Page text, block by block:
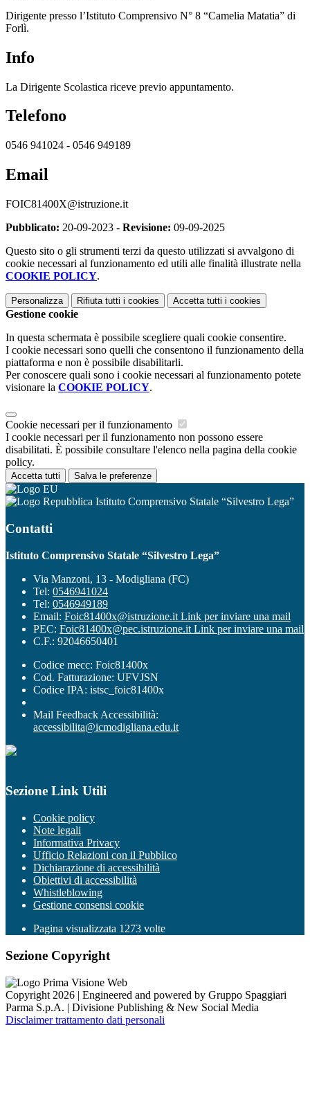
Dirigente presso l’Istituto Comprensivo N° 8 “Camelia Matatia” di
Forlì.
Info
La Dirigente Scolastica riceve previo appuntamento.
Telefono
0546 941024 - 0546 949189
Email
FOIC81400X@istruzione.it
Pubblicato: 20-09-2023 - Revisione: 09-09-2025
Questo sito o gli strumenti terzi da questo utilizzati si avvalgono di
cookie necessari al funzionamento ed utili alle finalità illustrate nella
COOKIE POLICY.
Personalizza Rifiuta tutti i cookies Accetta tutti i cookies
Gestione cookie
In questa schermata è possibile scegliere quali cookie consentire.
I cookie necessari sono quelli che consentono il funzionamento della
piattaforma e non è possibile disabilitarli.
Per conoscere quali sono i cookie necessari al funzionamento potete
visionare la COOKIE POLICY.
Cookie necessari per il funzionamento
I cookie necessari per il funzionamento non possono essere
disabilitati. È possibile consultare l'elenco nella pagina della cookie
policy.
Accetta tutti Salva le preferenze
Istituto Comprensivo Statale “Silvestro Lega”
Contatti
Istituto Comprensivo Statale “Silvestro Lega”
Via Manzoni, 13 - Modigliana (FC)
Tel: 0546941024
Tel: 0546949189
Email: Foic81400x@istruzione.it Link per inviare una mail
PEC: Foic81400x@pec.istruzione.it Link per inviare una mail
C.F.: 92046650401
Codice mecc: Foic81400x
Cod. Fatturazione: UFVJSN
Codice IPA: istsc_foic81400x
Mail Feedback Accessibilità:
accessibilita@icmodigliana.edu.it
Sezione Link Utili
Cookie policy
Note legali
Informativa Privacy
Ufficio Relazioni con il Pubblico
Dichiarazione di accessibilità
Obiettivi di accessibilità
Whistleblowing
Gestione consensi cookie
Pagina visualizzata 1273 volte
Sezione Copyright
Copyright 2026 | Engineered and powered by Gruppo Spaggiari
Parma S.p.A. | Divisione Publishing & New Social Media
Disclaimer trattamento dati personali